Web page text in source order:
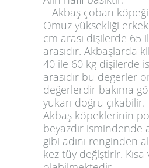
Akbaş çoban
Omuz yüksekliği
cm arası dişilerde 65
arasıdır. Akbaşlarda
40 ile 60 kg dişilerde
arasıdır bu degerler
değerlerdir bakıma
yukarı doğru çıkabilir.
Akbaş köpeklerinin
beyazdır ismindende
gibi adını renginden
kez tüy değiştirir.